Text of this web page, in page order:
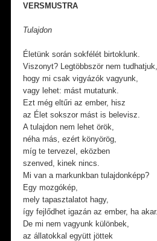
VERSMUSTRA
Tulajdon
Életünk során sokfélét birtoklunk.
Viszonyt? Legtöbbször nem tudhatjuk,
hogy mi csak vigyázók vagyunk,
vagy lehet: mást mutatunk.
Ezt még eltűri az ember, hisz
az Élet sokszor mást is belevisz.
A tulajdon nem lehet örök,
néha más, ezért könyörög,
míg te tervezel, eközben
szenved, kinek nincs.
Mi van a markunkban tulajdonképp?
Egy mozgókép,
mely tapasztalatot hagy,
így fejlődhet igazán az ember, ha akar.
De mi nem vagyunk különbek,
az állatokkal együtt jöttek